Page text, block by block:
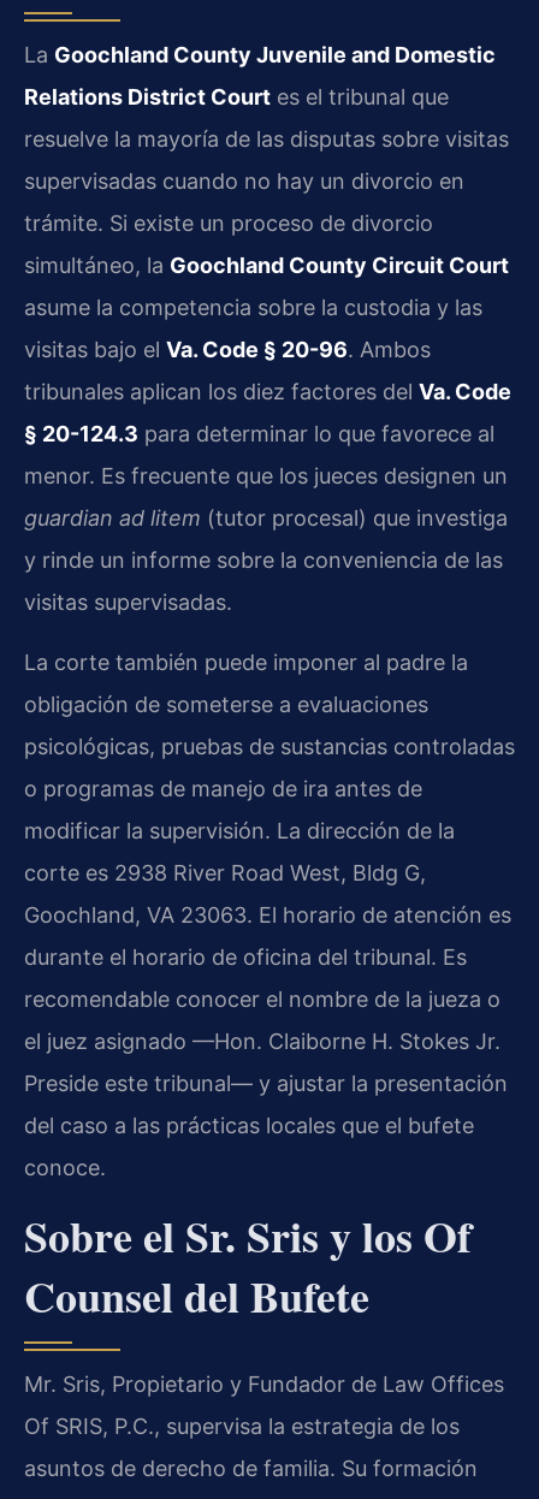
La Goochland County Juvenile and Domestic
Relations District Court es el tribunal que
resuelve la mayoría de las disputas sobre visitas
supervisadas cuando no hay un divorcio en
trámite. Si existe un proceso de divorcio
simultáneo, la Goochland County Circuit Court
asume la competencia sobre la custodia y las
visitas bajo el Va. Code § 20-96. Ambos
tribunales aplican los diez factores del Va. Code
§ 20-124.3 para determinar lo que favorece al
menor. Es frecuente que los jueces designen un
guardian ad litem (tutor procesal) que investiga
y rinde un informe sobre la conveniencia de las
visitas supervisadas.
La corte también puede imponer al padre la
obligación de someterse a evaluaciones
psicológicas, pruebas de sustancias controladas
o programas de manejo de ira antes de
modificar la supervisión. La dirección de la
corte es 2938 River Road West, Bldg G,
Goochland, VA 23063. El horario de atención es
durante el horario de oficina del tribunal. Es
recomendable conocer el nombre de la jueza o
el juez asignado —Hon. Claiborne H. Stokes Jr.
Preside este tribunal— y ajustar la presentación
del caso a las prácticas locales que el bufete
conoce.
Sobre el Sr. Sris y los Of
Counsel del Bufete
Mr. Sris, Propietario y Fundador de Law Offices
Of SRIS, P.C., supervisa la estrategia de los
asuntos de derecho de familia. Su formación